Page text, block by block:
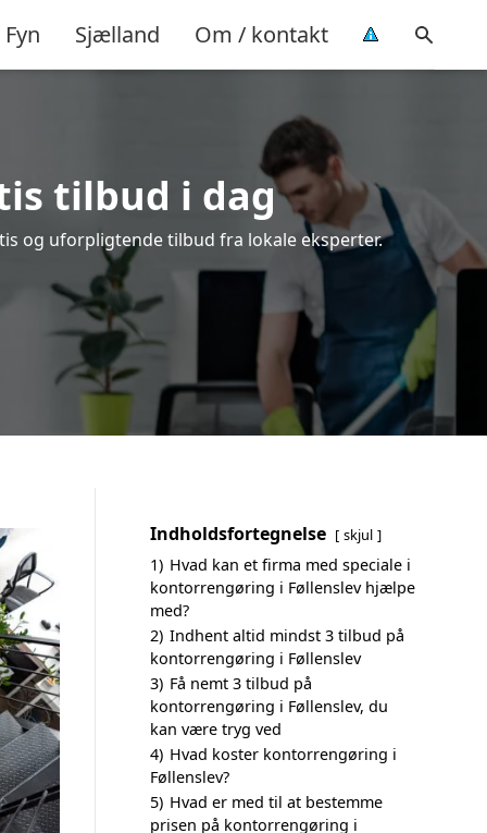
Fyn Sjælland Om / kontakt
tilbud i dag
og uforpligtende tilbud fra lokale eksperter.
Indholdsfortegnelse skjul
1) Hvad kan et firma med speciale i
kontorrengøring i Føllenslev hjælpe
med?
2) Indhent altid mindst 3 tilbud på
kontorrengøring i Føllenslev
3) Få nemt 3 tilbud på
kontorrengøring i Føllenslev, du
kan være tryg ved
4) Hvad koster kontorrengøring i
Føllenslev?
5) Hvad er med til at bestemme
prisen på kontorrengøring i